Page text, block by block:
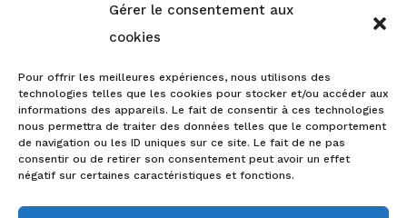
Gérer le consentement aux
cookies
Pour offrir les meilleures expériences, nous utilisons des
technologies telles que les cookies pour stocker et/ou accéder aux
informations des appareils. Le fait de consentir à ces technologies
nous permettra de traiter des données telles que le comportement
de navigation ou les ID uniques sur ce site. Le fait de ne pas
consentir ou de retirer son consentement peut avoir un effet
négatif sur certaines caractéristiques et fonctions.
Lebatiment.fr
Observatoires des métiers du BTP
CONSTRUCTYS
FAFCEA
CPF en détails